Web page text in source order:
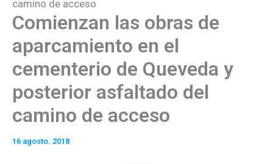
camino de acceso
Comienzan las obras de
aparcamiento en el
cementerio de Queveda y
posterior asfaltado del
camino de acceso
16 agosto. 2018